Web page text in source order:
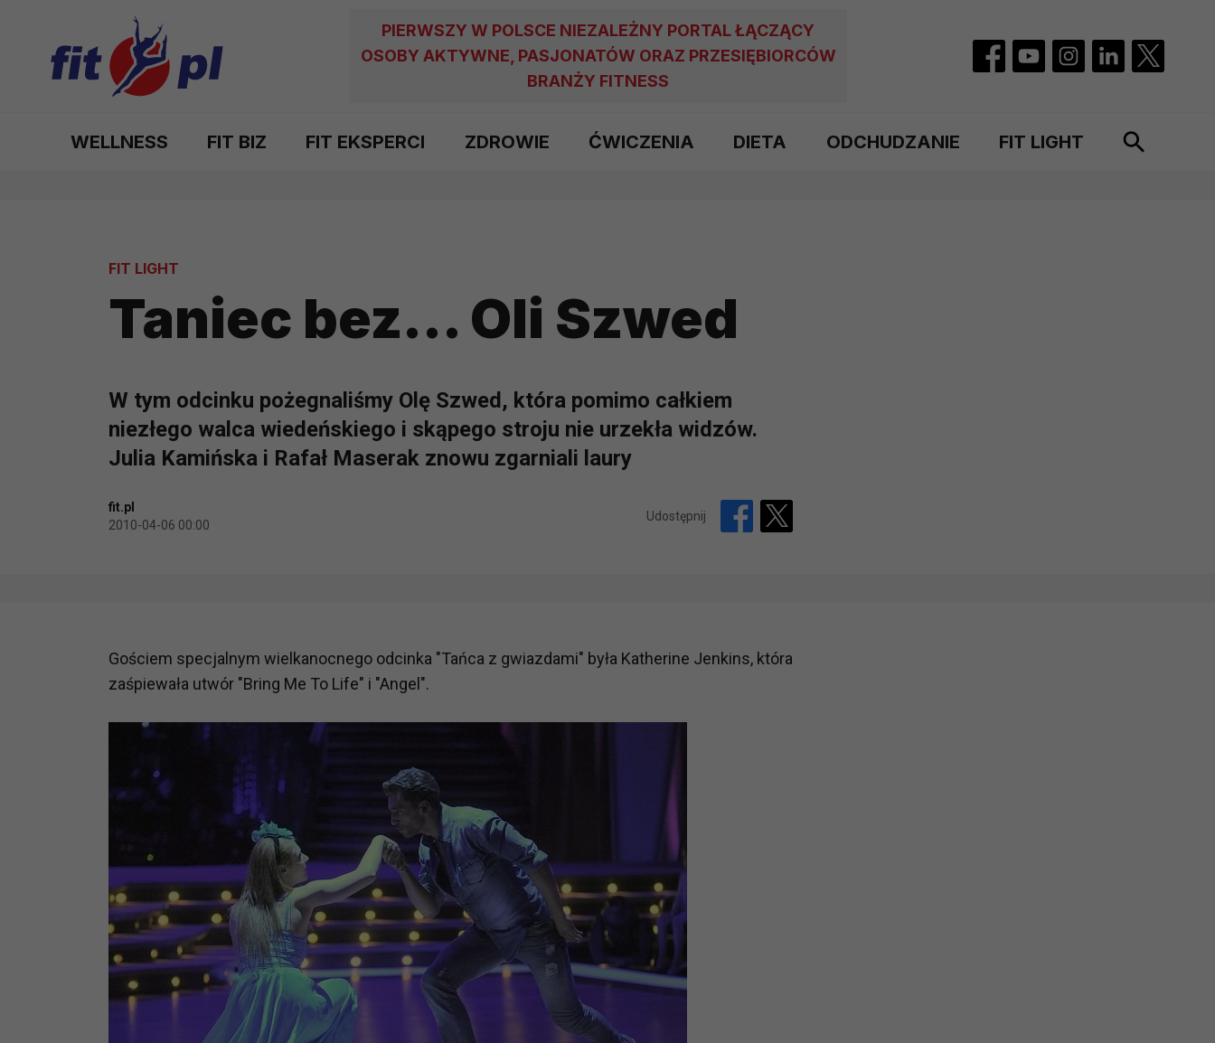
PIERWSZY W POLSCE NIEZALEŻNY PORTAL ŁĄCZĄCY
OSOBY AKTYWNE, PASJONATÓW ORAZ PRZESIĘBIORCÓW
BRANŻY FITNESS
WELLNESS FIT BIZ FIT EKSPERCI ZDROWIE ĆWICZENIA DIETA ODCHUDZANIE FIT LIGHT
FIT LIGHT
Taniec bez... Oli Szwed
W tym odcinku pożegnaliśmy Olę Szwed, która pomimo całkiem
niezłego walca wiedeńskiego i skąpego stroju nie urzekła widzów.
Julia Kamińska i Rafał Maserak znowu zgarniali laury
fit.pl
2010-04-06 00:00
Udostępnij
Gościem specjalnym wielkanocnego odcinka "Tańca z gwiazdami" była Katherine Jenkins, która
zaśpiewała utwór "Bring Me To Life" i "Angel".